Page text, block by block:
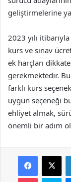
geliştirmelerine
2023 yılı
kurs ve sınav
ek harçları
gerekmektedir.
farklı kurs
uygun seçeneği
ehliyet almak,
önemli bir adım
Facebook
X
Pocket